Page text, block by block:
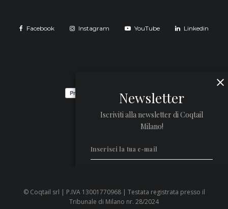
Facebook Instagram YouTube Linkedin
Newsletter
Iscriviti alla newsletter di Coqtail
Milano!
Privacy Policy
© Coqtail srl | P.IVA 13001770968 | Testata registrata presso il
Tribunale di Milano nr. 28/2024